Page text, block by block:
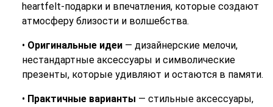
heartfelt‑подарки и впечатления, которые создают
атмосферу близости и волшебства.
• Оригинальные идеи — дизайнерские мелочи,
нестандартные аксессуары и символические
презенты, которые удивляют и остаются в памяти.
• Практичные варианты — стильные аксессуары,